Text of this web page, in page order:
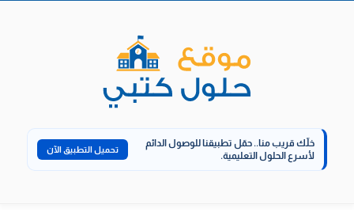
خلّك قريب منا.. حمّل تطبيقنا للوصول الدائم
لأسرع الحلول التعليمية.
تحميل التطبيق الآن